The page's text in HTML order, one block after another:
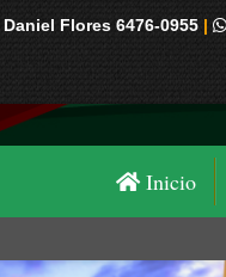
Daniel Flores 6476-0955 |
Inicio